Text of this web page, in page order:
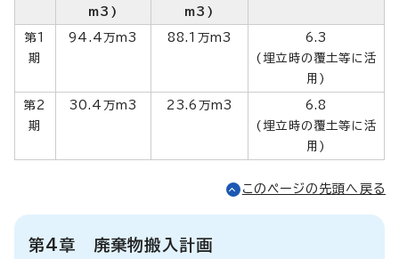
m3)
m3)
第1
期
94.4万m3 88.1万m3
6.3
(埋立時の覆土等に活
用)
第2
期
30.4万m3 23.6万m3
6.8
(埋立時の覆土等に活
用)
このページの先頭へ戻る
第4章 廃棄物搬入計画